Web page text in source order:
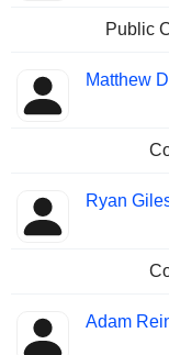
Public
Matthew
Ryan
Adam